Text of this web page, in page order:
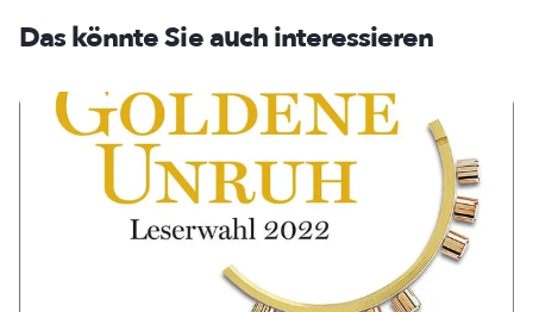
Das könnte Sie auch interessieren